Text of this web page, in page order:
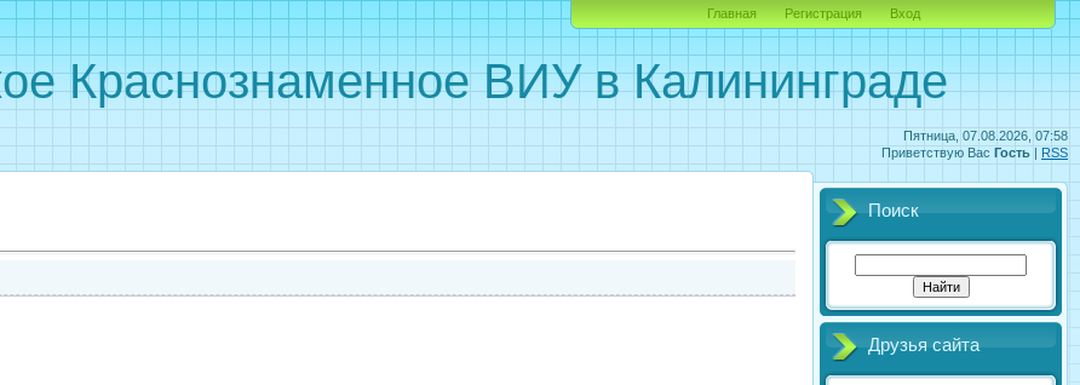
Пятница, 07.08.2026, 07:58
Приветствую Вас Гость | RSS
Краснознаменное ВИУ в Калининграде
Главная Регистрация Вход
Поиск
Друзья сайта